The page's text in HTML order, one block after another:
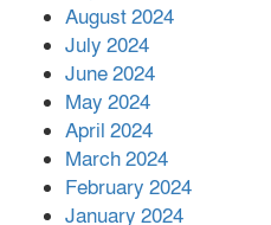
August 2024
July 2024
June 2024
May 2024
April 2024
March 2024
February 2024
January 2024